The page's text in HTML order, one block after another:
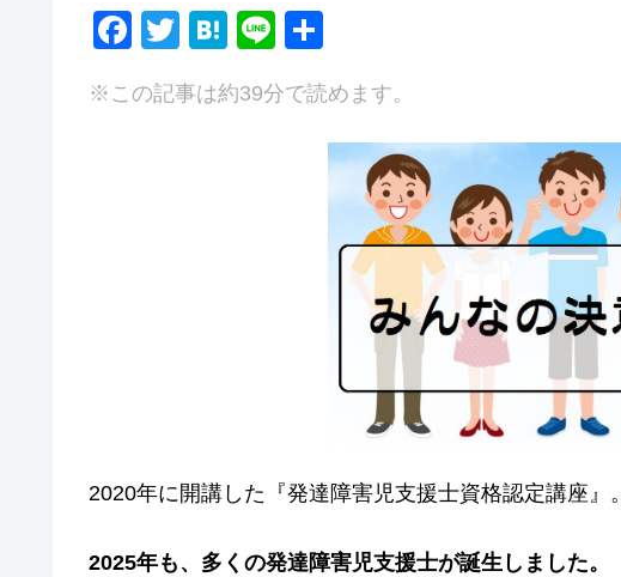
F
c
T
tt
H
e
Li
e
※この記事は約39分で読めます。
2020年に開講した『発達障害児支援士資格認定講座』。
2025年も、多くの発達障害児支援士が誕生しました。